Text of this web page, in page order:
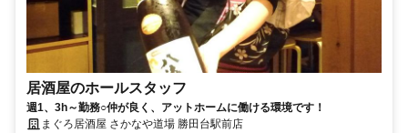
居酒屋のホールスタッフ
週1、3h～勤務○仲が良く、アットホームに働ける環境です！
まぐろ居酒屋 さかなや道場 勝田台駅前店